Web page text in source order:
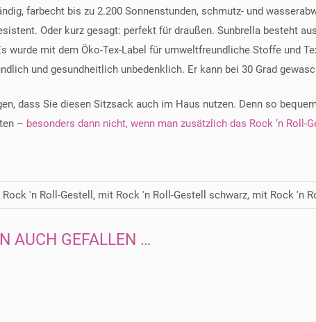
farbecht bis zu 2.200 Sonnenstunden, schmutz- und
Oder kurz gesagt: perfekt für draußen. Sunbrella besteht
wurde mit dem Öko-Tex-Label für umweltfreundliche Stoffe und
und gesundheitlich unbedenklich. Er kann bei 30 Grad
dass Sie diesen Sitzsack auch im Haus nutzen. Denn so
– besonders dann nicht, wenn man zusätzlich das Rock ’n Roll-
Rock 'n Roll-Gestell, mit Rock 'n Roll-Gestell schwarz, mit Rock 'n
AUCH GEFALLEN …